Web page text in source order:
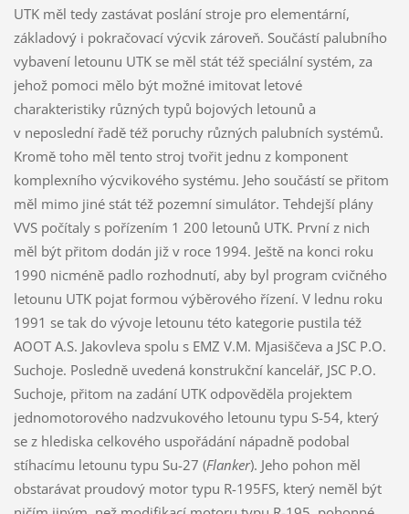
UTK měl tedy zastávat poslání stroje pro elementární,
základový i pokračovací výcvik zároveň. Součástí palubního
vybavení letounu UTK se měl stát též speciální systém, za
jehož pomoci mělo být možné imitovat letové
charakteristiky různých typů bojových letounů a
v neposlední řadě též poruchy různých palubních systémů.
Kromě toho měl tento stroj tvořit jednu z komponent
komplexního výcvikového systému. Jeho součástí se přitom
měl mimo jiné stát též pozemní simulátor. Tehdejší plány
VVS počítaly s pořízením 1 200 letounů UTK. První z nich
měl být přitom dodán již v roce 1994. Ještě na konci roku
1990 nicméně padlo rozhodnutí, aby byl program cvičného
letounu UTK pojat formou výběrového řízení. V lednu roku
1991 se tak do vývoje letounu této kategorie pustila též
AOOT A.S. Jakovleva spolu s EMZ V.M. Mjasiščeva a JSC P.O.
Suchoje. Posledně uvedená konstrukční kancelář, JSC P.O.
Suchoje, přitom na zadání UTK odpověděla projektem
jednomotorového nadzvukového letounu typu S-54, který
se z hlediska celkového uspořádání nápadně podobal
stíhacímu letounu typu Su-27 (Flanker). Jeho pohon měl
obstarávat proudový motor typu R-195FS, který neměl být